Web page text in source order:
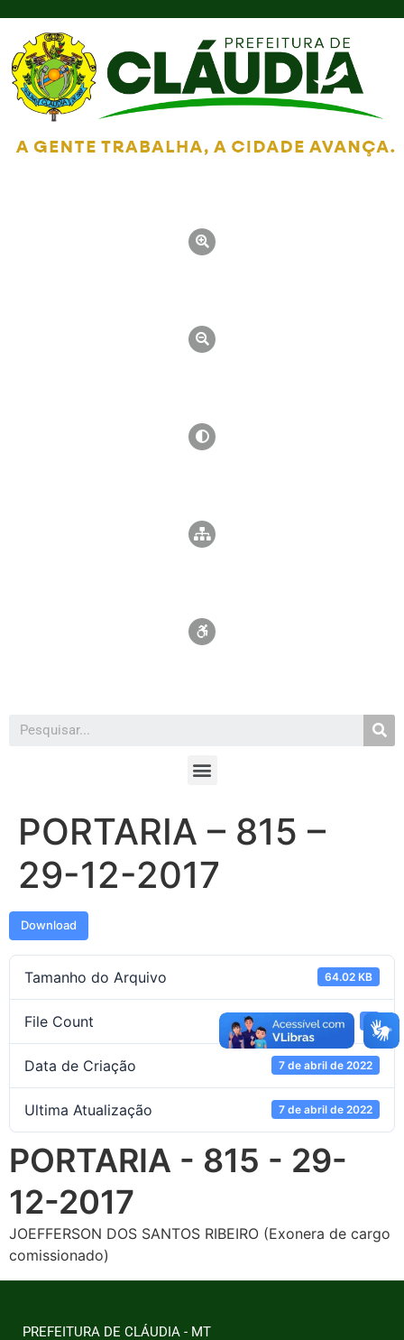
PORTARIA – 815 –
29-12-2017
Download
Tamanho do Arquivo 64.02 KB
File Count 1
Data de Criação 7 de abril de 2022
Ultima Atualização 7 de abril de 2022
PORTARIA - 815 - 29-
12-2017
JOEFFERSON DOS SANTOS RIBEIRO (Exonera de cargo
comissionado)
PREFEITURA DE CLÁUDIA - MT